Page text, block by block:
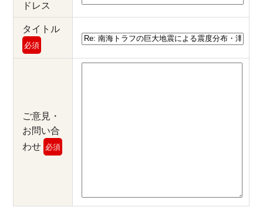
ドレス
タイトル
必須
ご意見・
お問い合
わせ 必須